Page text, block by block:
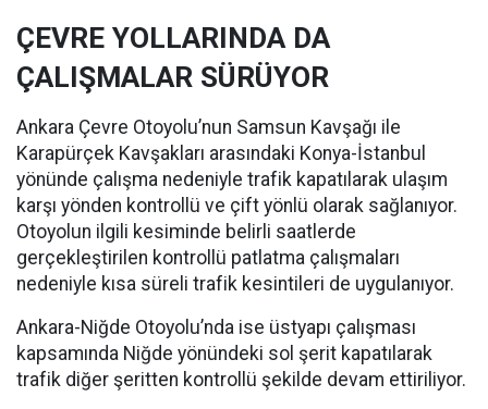
ÇEVRE YOLLARINDA DA
ÇALIŞMALAR SÜRÜYOR
Ankara Çevre Otoyolu’nun Samsun Kavşağı ile
Karapürçek Kavşakları arasındaki Konya-İstanbul
yönünde çalışma nedeniyle trafik kapatılarak ulaşım
karşı yönden kontrollü ve çift yönlü olarak sağlanıyor.
Otoyolun ilgili kesiminde belirli saatlerde
gerçekleştirilen kontrollü patlatma çalışmaları
nedeniyle kısa süreli trafik kesintileri de uygulanıyor.
Ankara-Niğde Otoyolu’nda ise üstyapı çalışması
kapsamında Niğde yönündeki sol şerit kapatılarak
trafik diğer şeritten kontrollü şekilde devam ettiriliyor.